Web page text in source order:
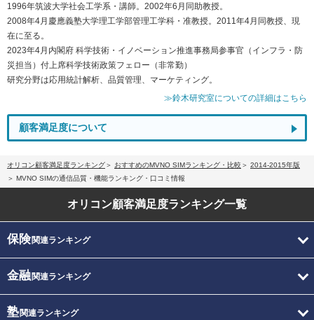
1996年筑波大学社会工学系・講師。2002年6月同助教授。
2008年4月慶應義塾大学理工学部管理工学科・准教授。2011年4月同教授、現
在に至る。
2023年4月内閣府 科学技術・イノベーション推進事務局参事官（インフラ・防
災担当）付上席科学技術政策フェロー（非常勤）
研究分野は応用統計解析、品質管理、マーケティング。
≫鈴木研究室についての詳細はこちら
顧客満足度について
オリコン顧客満足度ランキング おすすめのMVNO SIMランキング・比較
2014-2015年版
MVNO SIMの通信品質・機能ランキング・口コミ情報
オリコン顧客満足度ランキング一覧
保険関連ランキング
金融関連ランキング
塾関連ランキング